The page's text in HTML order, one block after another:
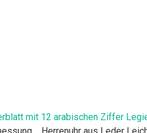
mit 12 arabischen Ziffer
，Herrenuhr aus Leder